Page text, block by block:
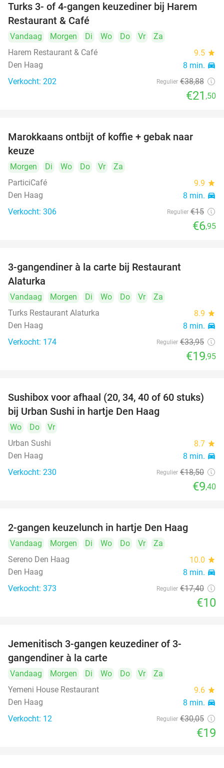
45%
Turks 3- of 4-gangen keuzediner bij Harem
Restaurant & Café
Vandaag Morgen Di Wo Do Vr
Za
Harem Restaurant & Café
9.5 star
Den Haag 8 min. directions_car
Verkocht: 202 Regulier €38,88
€21 ,50
Marokkaans ontbijt of koffie + gebak naar
keuze
Morgen Di Wo Do Vr
Za
ParticiCafé
9.9 star
Den Haag 8 min. directions_car
Verkocht: 306 Regulier €15
€6,95
3-gangendiner à la carte bij Restaurant
Alaturka
Vandaag Morgen Di Wo Do Vr
Za
Turks Restaurant Alaturka
8.9 star
Den Haag 8 min. directions_car
Verkocht: 174 Regulier €33,95
€19,95
49%
Sushibox voor afhaal (20, 34, 40 of 60 stuks)
bij Urban Sushi in hartje Den Haag
Wo Do
Vr
Urban Sushi
8.7 star
Den Haag 8 min. directions_car
Verkocht: 230 Regulier €18,50
€9,40
2-gangen keuzelunch in hartje Den Haag
Vandaag Morgen Di Wo Do Vr
Za
Sereno Den Haag
10.0 star
Den Haag 8 min. directions_car
Verkocht: 373 Regulier €17,40
€10
Jemenitisch 3-gangen keuzediner of 3-
gangendiner à la carte
Vandaag Morgen Di Wo Do Vr
Za
Yemeni House Restaurant
9.6 star
Den Haag 8 min. directions_car
Verkocht: 12 Regulier €30,05
€19